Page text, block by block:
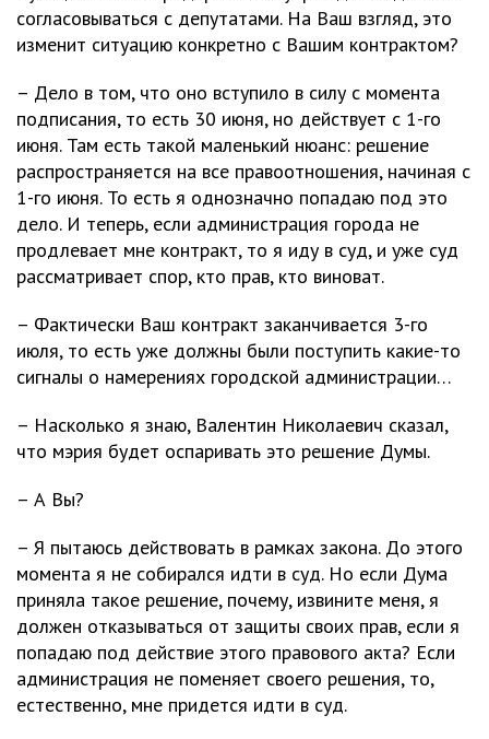
согласовываться с депутатами. На Ваш взгляд, это
изменит ситуацию конкретно с Вашим контрактом?
– Дело в том, что оно вступило в силу с момента
подписания, то есть 30 июня, но действует с 1-го
июня. Там есть такой маленький нюанс: решение
распространяется на все правоотношения, начиная с
1-го июня. То есть я однозначно попадаю под это
дело. И теперь, если администрация города не
продлевает мне контракт, то я иду в суд, и уже суд
рассматривает спор, кто прав, кто виноват.
– Фактически Ваш контракт заканчивается 3-го
июля, то есть уже должны были поступить какие-то
сигналы о намерениях городской администрации…
– Насколько я знаю, Валентин Николаевич сказал,
что мэрия будет оспаривать это решение Думы.
– А Вы?
– Я пытаюсь действовать в рамках закона. До этого
момента я не собирался идти в суд. Но если Дума
приняла такое решение, почему, извините меня, я
должен отказываться от защиты своих прав, если я
попадаю под действие этого правового акта? Если
администрация не поменяет своего решения, то,
естественно, мне придется идти в суд.